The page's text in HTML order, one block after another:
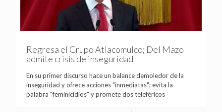
Regresa el Grupo Atlacomulco; Del Mazo
admite crisis de inseguridad
En su primer discurso hace un balance demoledor de la
inseguridad y ofrece acciones "inmediatas"; evita la
palabra "feminicidios" y promete dos teleféricos